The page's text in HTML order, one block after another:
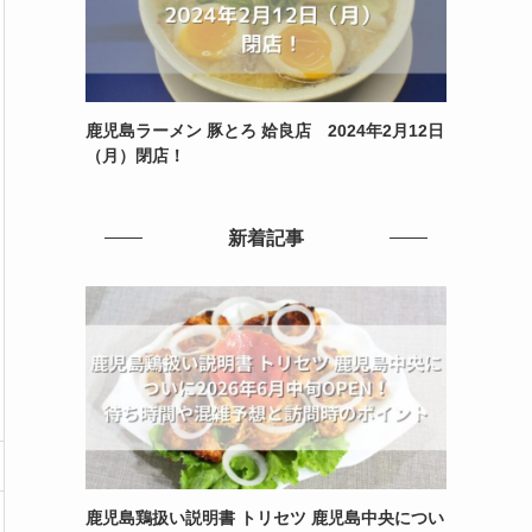
鹿児島ラーメン 豚とろ 姶良店 2024年2月12日
（月）閉店！
新着記事
鹿児島鶏扱い説明書 トリセツ 鹿児島中央につい